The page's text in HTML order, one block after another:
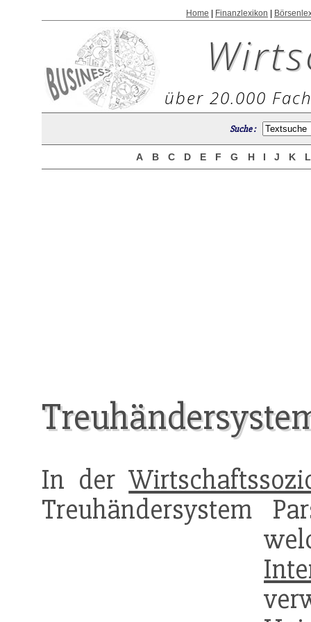
Home Finanzlexikon
über 20.000
Suche :
A B C D E F G H I J K
In der
Treuhändersystem